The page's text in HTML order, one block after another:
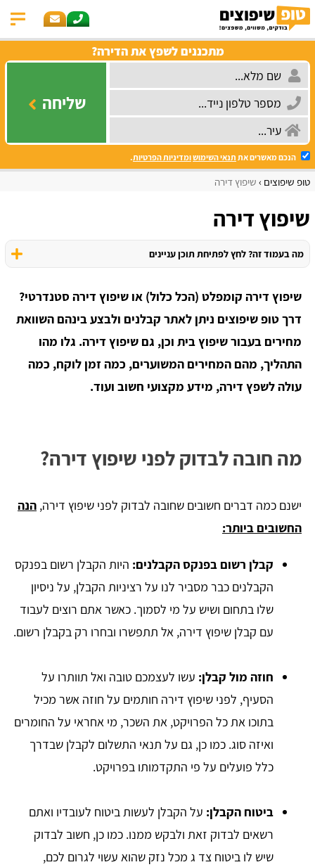
מתכננים לשפץ את הדירה?
שליחה
הנכם מאשרים את תנאי השימושומדיניות הפרטיות.
טופ שיפוצים שיפוץ דירה
שיפוץ דירה
מה בעמוד זה? לחץ לפתיחת תוכן עניינים
שיפוץ דירה קומפלט (הכל כלול) או שיפוץ דירה סטנדרטי?
דרך טופ שיפוצים ניתן לאתר קבלנים ולבצע בינהם השוואת
מחירים בעבור שיפוץ בית וכן, גם שיפוץ דירה. גלו מהו
התהליך, מהם המחירים המשוערים, כמה זמן לוקח, כמה
עולה לשפץ דירה, מידע מקצועי חשוב ועוד.
מה חובה לבדוק לפני שיפוץ דירה?
ישנם כמה דברים חשובים שחובה לבדוק לפני שיפוץ דירה, הנה
החשובים ביותר:
קבלן רשום בפנקס הקבלנים: היות הקבלן רשום בפנקס
הקבלנים כבר מסביר לנו על רציניות הקבלן, על ניסיון
שלו בתחום ושיש על מי לסמוך. כאשר אתם רוצים לעבוד
עם קבלן שיפוץ דירה, אל תתפשרו ובחרו רק בקבלן רשום.
חוזה מול קבלן: עשו לעצמכם טובה ואל תוותרו על
הסעיף, לפני שיפוץ דירה חותמים על חוזה אשר מכיל
בתוכו את כל הפרויקט, את השכר, מי אחראי על החומרים
ואיזה סוג. כמו כן, גם על תנאי התשלום לקבלן שבדרך
כלל פועלים על פי התקדמותו בפרויקט.
ביטוח הקבלן: על הקבלן לעשות ביטוח לעובדיו ואתם
רשאים לבדוק זאת ולבקש ממנו. כמו כן, חשוב לבדוק
שיש לו ביטוח צד ג מכל נזק שהוא עשוי לגרום לכם,